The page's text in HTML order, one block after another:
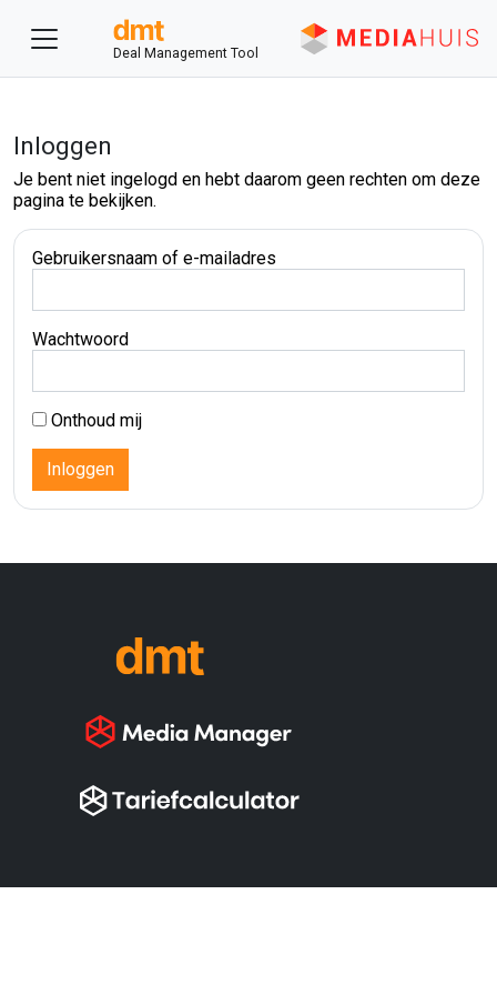
Deal Management Tool
Inloggen
Je bent niet ingelogd en hebt daarom geen rechten om deze
pagina te bekijken.
Gebruikersnaam of e-mailadres
Wachtwoord
Onthoud mij